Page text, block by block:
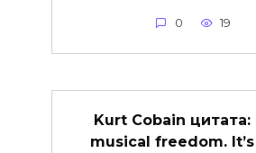
0 19
Kurt Cobain цитата:
musical freedom.